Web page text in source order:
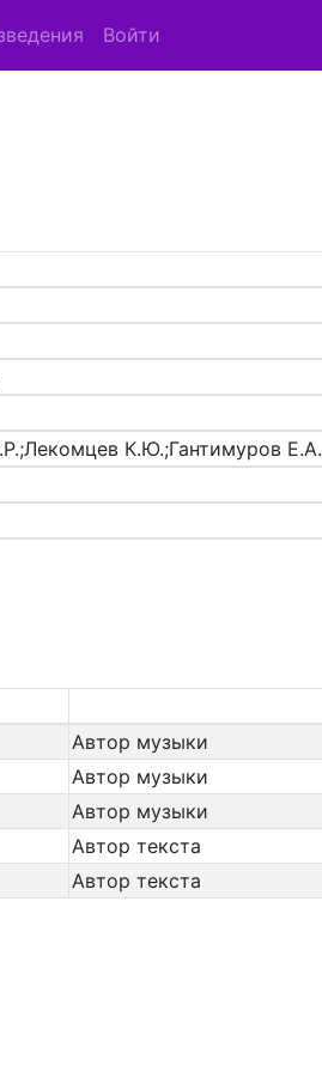
Войти
К.Ю.;Гантимуров Е.А.
Автор музыки
Автор музыки
Автор музыки
Автор текста
Автор текста